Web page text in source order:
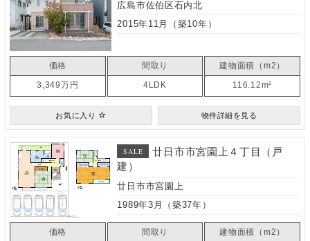
広島市佐伯区石内北
2015年11月（築10年）
価格
3,349万円
間取り
4LDK
建物面積（m2）
116.12m²
お気に入り 物件詳細を見る
SALE
廿日市市宮園上４丁目（戸
建）
廿日市市宮園上
1989年3月（築37年）
価格
間取り
建物面積（m2）